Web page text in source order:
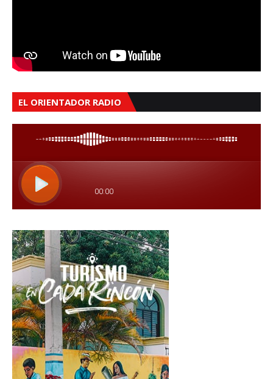
EL ORIENTADOR RADIO